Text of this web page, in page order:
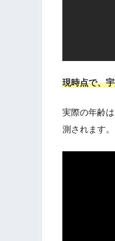
現時点で、
実際の年齢
測されます。